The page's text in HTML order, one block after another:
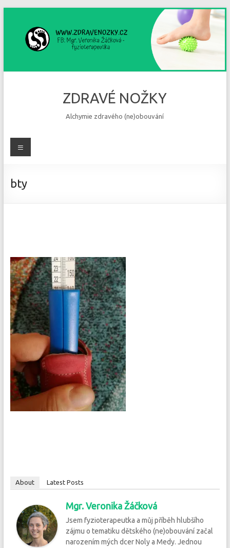
content
ZDRAVÉ NOŽKY
Alchymie zdravého (ne)obouvání
Menu
bty
About Latest Posts
Mgr. Veronika Žáčková
Jsem fyzioterapeutka a můj příběh hlubšího
zájmu o tematiku dětského (ne)obouvání začal
narozením mých dcer Noly a Medy. Jednou